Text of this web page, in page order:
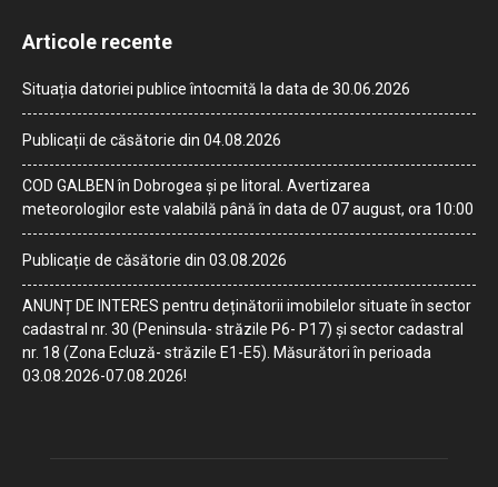
Articole recente
Situația datoriei publice întocmită la data de 30.06.2026
Publicații de căsătorie din 04.08.2026
COD GALBEN în Dobrogea și pe litoral. Avertizarea
meteorologilor este valabilă până în data de 07 august, ora 10:00
Publicație de căsătorie din 03.08.2026
ANUNȚ DE INTERES pentru deținătorii imobilelor situate în sector
cadastral nr. 30 (Peninsula- străzile P6- P17) și sector cadastral
nr. 18 (Zona Ecluză- străzile E1-E5). Măsurători în perioada
03.08.2026-07.08.2026!